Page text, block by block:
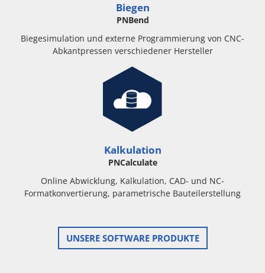
Biegen
PNBend
Biegesimulation und externe Programmierung von CNC-
Abkantpressen verschiedener Hersteller
Kalkulation
PNCalculate
Online Abwicklung, Kalkulation, CAD- und NC-
Formatkonvertierung, parametrische Bauteilerstellung
UNSERE SOFTWARE PRODUKTE